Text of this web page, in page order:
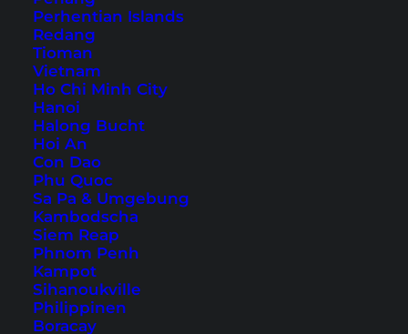
Perhentian Islands
Redang
Tioman
Vietnam
Ho Chi Minh City
Hanoi
Halong Bucht
Hoi An
Con Dao
Phu Quoc
Sa Pa & Umgebung
Kambodscha
Siem Reap
Phnom Penh
Kampot
Sihanoukville
Philippinen
Boracay
Starte deine Reise im Land des aufgehenden Drachens
Das Königreich der Wunder